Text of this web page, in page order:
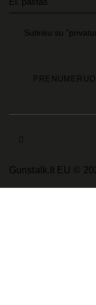
Sutinku su
Gunstalk.lt EU ©